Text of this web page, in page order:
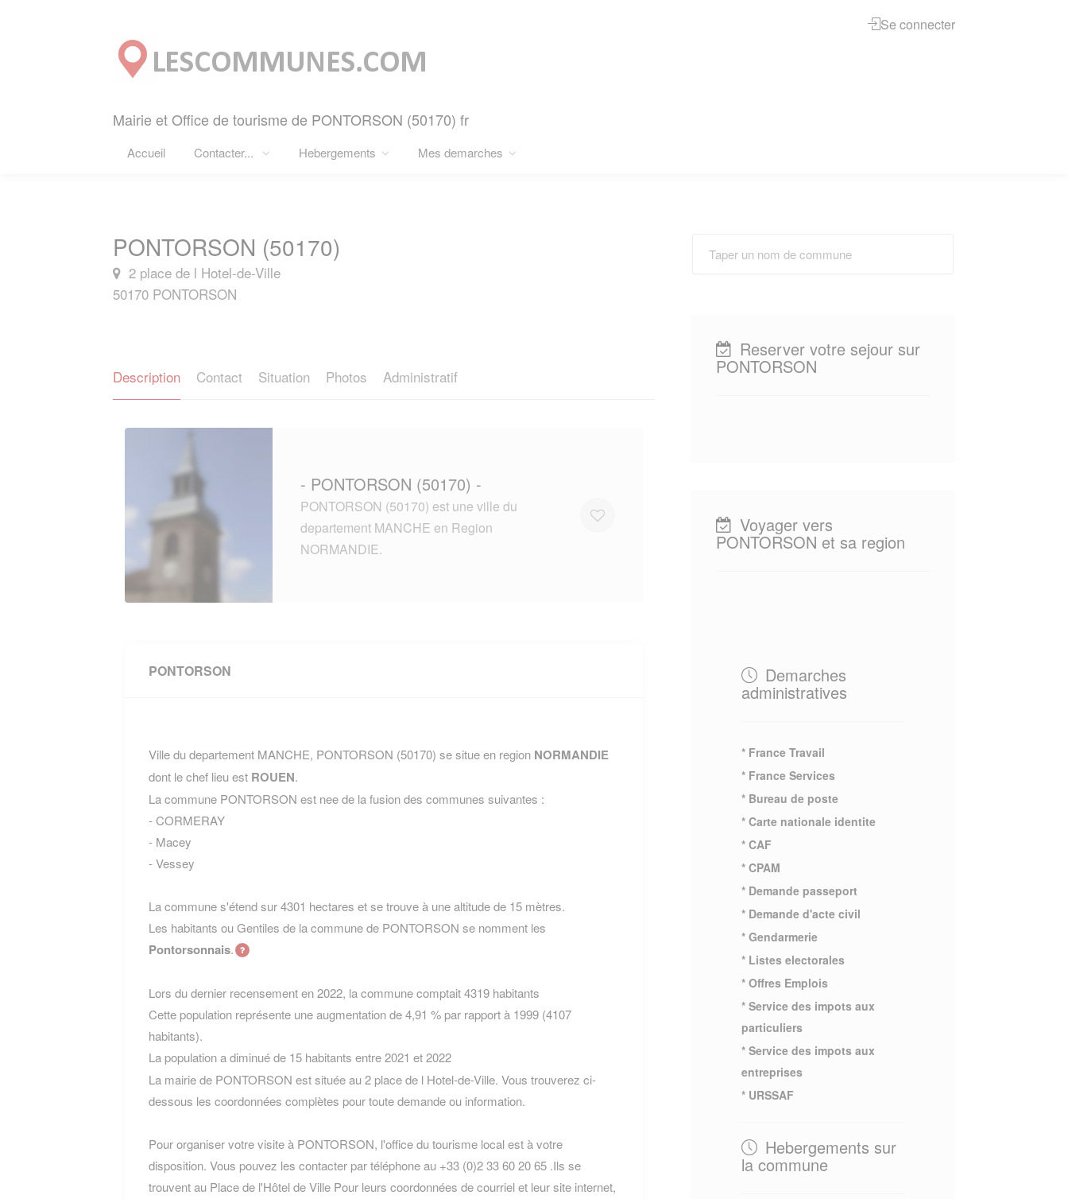
Mairie et Office de tourisme de PONTORSON (50170) fr
Accueil Contacter... Hebergements Mes demarches
Se connecter
PONTORSON (50170)
2 place de l Hotel-de-Ville
50170 PONTORSON
Description Contact Situation Photos Administratif
- PONTORSON (50170) -
PONTORSON (50170) est une ville du
departement MANCHE en Region
NORMANDIE.
PONTORSON
Ville du departement MANCHE, PONTORSON (50170) se situe en region NORMANDIE
dont le chef lieu est ROUEN.
La commune PONTORSON est nee de la fusion des communes suivantes :
- CORMERAY
- Macey
- Vessey
La commune s'étend sur 4301 hectares et se trouve à une altitude de 15 mètres.
Les habitants ou Gentiles de la commune de PONTORSON se nomment les
Pontorsonnais.
Lors du dernier recensement en 2022, la commune comptait 4319 habitants
Cette population représente une augmentation de 4,91 % par rapport à 1999 (4107
habitants).
La population a diminué de 15 habitants entre 2021 et 2022
La mairie de PONTORSON est située au 2 place de l Hotel-de-Ville. Vous trouverez ci-
dessous les coordonnées complètes pour toute demande ou information.
Pour organiser votre visite à PONTORSON, l'office du tourisme local est à votre
disposition. Vous pouvez les contacter par téléphone au +33 (0)2 33 60 20 65 .Ils se
trouvent au Place de l'Hôtel de Ville Pour leurs coordonnées de courriel et leur site internet,
Reserver votre sejour sur
PONTORSON
Voyager vers
PONTORSON et sa region
Demarches
administratives
* France Travail
* France Services
* Bureau de poste
* Carte nationale identite
* CAF
* CPAM
* Demande passeport
* Demande d'acte civil
* Gendarmerie
* Listes electorales
* Offres Emplois
* Service des impots aux
particuliers
* Service des impots aux
entreprises
* URSSAF
Hebergements sur
la commune